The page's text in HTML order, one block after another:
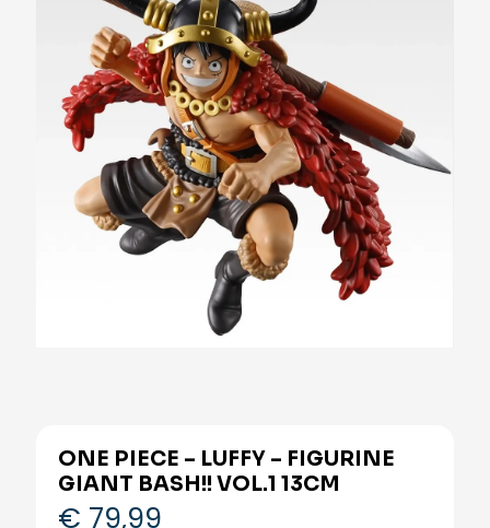
ONE PIECE – LUFFY – FIGURINE
GIANT BASH!! VOL.1 13CM
€ 79,99